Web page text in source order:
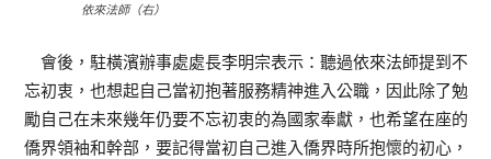
依來法師（右）
會後，駐橫濱辦事處處長李明宗表示：聽過依來法師提到不
忘初衷，也想起自己當初抱著服務精神進入公職，因此除了勉
勵自己在未來幾年仍要不忘初衷的為國家奉獻，也希望在座的
僑界領袖和幹部，要記得當初自己進入僑界時所抱懷的初心，